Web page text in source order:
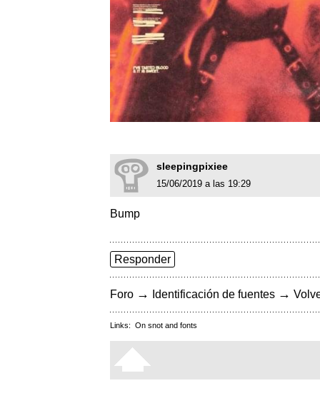
sleepingpixiee
15/06/2019 a las 19:29
Bump
Responder
Foro → Identificación de fuentes →
Links: On snot and fonts